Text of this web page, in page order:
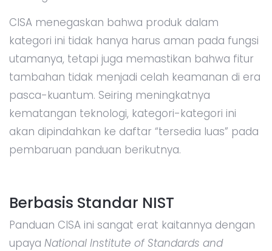
CISA menegaskan bahwa produk dalam
kategori ini tidak hanya harus aman pada fungsi
utamanya, tetapi juga memastikan bahwa fitur
tambahan tidak menjadi celah keamanan di era
pasca-kuantum. Seiring meningkatnya
kematangan teknologi, kategori-kategori ini
akan dipindahkan ke daftar “tersedia luas” pada
pembaruan panduan berikutnya.
Berbasis Standar NIST
Panduan CISA ini sangat erat kaitannya dengan
upaya National Institute of Standards and